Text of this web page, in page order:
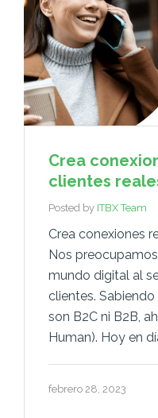
Crea
clientes
Posted by ITBX Team
Crea conexiones
Nos
mundo digital al
clientes.
son B2C ni B2B,
Human). Hoy en
febrero 28, 2023